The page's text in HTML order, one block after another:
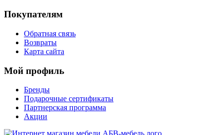
Покупателям
Обратная связь
Возвраты
Карта сайта
Мой профиль
Бренды
Подарочные сертификаты
Партнерская программа
Акции